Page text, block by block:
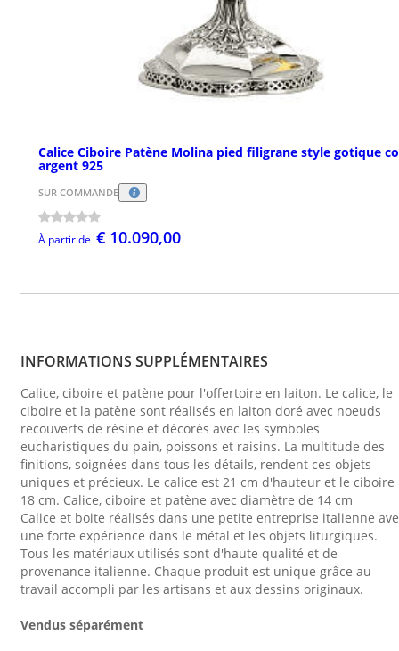
Calice Ciboire Patène Molina pied filigrane style gotique
argent 925
SUR COMMANDE
À partir de € 10.090,00
INFORMATIONS SUPPLÉMENTAIRES
Calice, ciboire et patène pour l'offertoire en laiton. Le calice, le
ciboire et la patène sont réalisés en laiton doré avec noeuds
recouverts de résine et décorés avec les symboles
eucharistiques du pain, poissons et raisins. La multitude des
finitions, soignées dans tous les détails, rendent ces objets
uniques et précieux. Le calice est 21 cm d'hauteur et le ciboire
18 cm. Calice, ciboire et patène avec diamètre de 14 cm
Calice et boite réalisés dans une petite entreprise italienne
une forte expérience dans le métal et les objets liturgiques.
Tous les matériaux utilisés sont d'haute qualité et de
provenance italienne. Chaque produit est unique grâce au
travail accompli par les artisans et aux dessins originaux.
Vendus séparément